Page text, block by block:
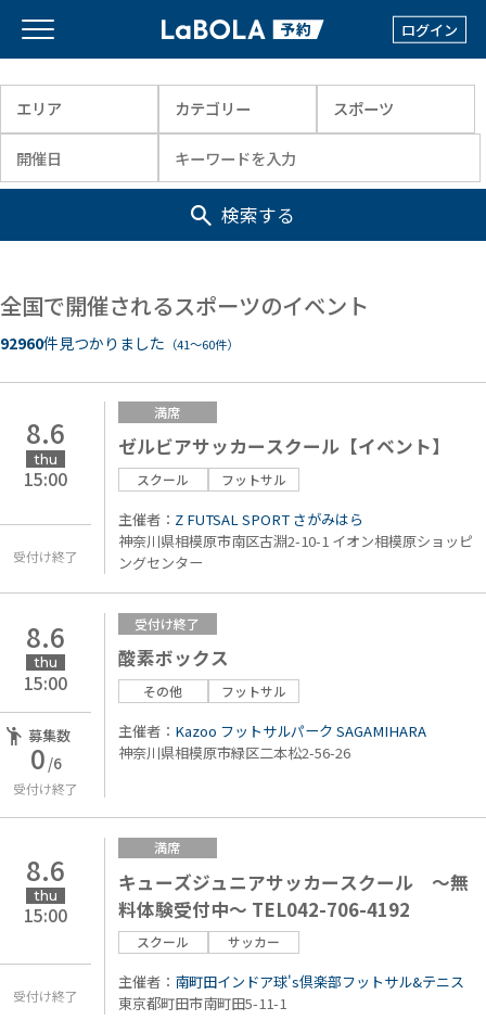
ログイン
検索する
全国で開催されるスポーツのイベント
92960件見つかりました （41〜60件）
8.6
thu
15:00
受付け終了
満席
ゼルビアサッカースクール【イベント】
スクール フットサル
主催者： Z FUTSAL SPORT さがみはら
神奈川県相模原市南区古淵2-10-1 イオン相模原ショッピ
ングセンター
8.6
thu
15:00
募集数
0 /6
受付け終了
受付け終了
酸素ボックス
その他 フットサル
主催者： Kazoo フットサルパーク SAGAMIHARA
神奈川県相模原市緑区二本松2-56-26
8.6
thu
15:00
受付け終了
満席
キューズジュニアサッカースクール ～無
料体験受付中～ TEL042-706-4192
スクール サッカー
主催者： 南町田インドア球's倶楽部フットサル&テニス
東京都町田市南町田5-11-1